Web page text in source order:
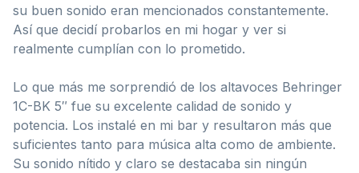
su buen sonido eran mencionados constantemente.
Así que decidí probarlos en mi hogar y ver si
realmente cumplían con lo prometido.
Lo que más me sorprendió de los altavoces Behringer
1C-BK 5″ fue su excelente calidad de sonido y
potencia. Los instalé en mi bar y resultaron más que
suficientes tanto para música alta como de ambiente.
Su sonido nítido y claro se destacaba sin ningún